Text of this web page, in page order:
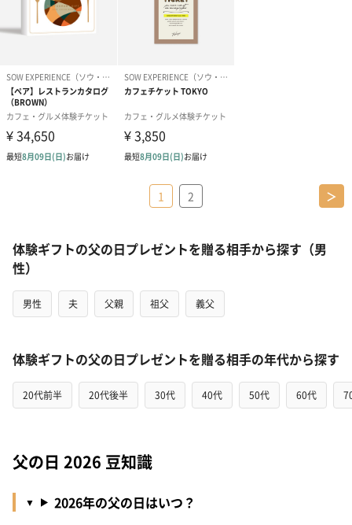
1 2 ＞
体験ギフトの父の日プレゼントを贈る相手から探す（男
性）
男性 夫 父親 祖父 義父
体験ギフトの父の日プレゼントを贈る相手の年代から探す
20代前半 20代後半 30代 40代 50代 60代
父の日 2026 豆知識
2026年の父の日はいつ？